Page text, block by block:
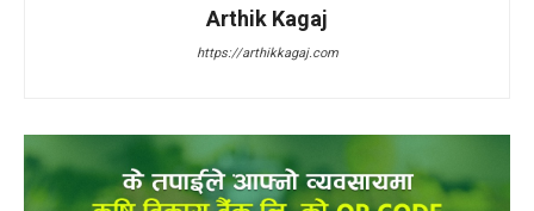
Arthik Kagaj
https://arthikkagaj.com